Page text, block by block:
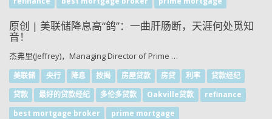
原创 | 美联储降息高“鸽”：一曲肝肠断，天涯何处觅知
音！
杰弗里(Jeffrey)，Managing Director of Prime …
美联储 央行 降息 按揭 房屋贷款 房贷 利率
贷款经纪
贷款
最好的贷款经纪 多伦多贷款 Oakville贷款
refinance
best mortgage broker
prime mortgage